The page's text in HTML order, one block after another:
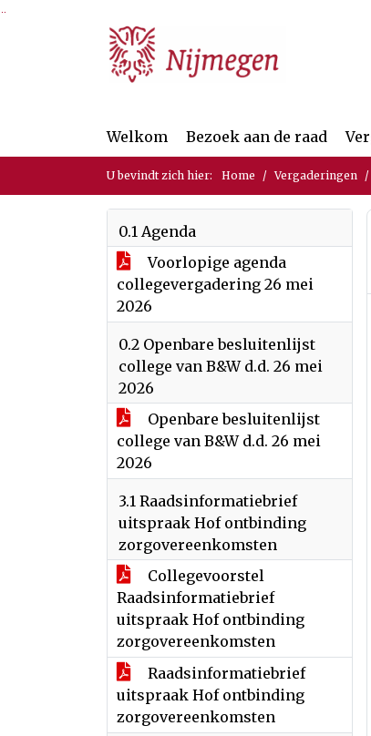
Ga naar de inhoud van deze pagina
Ga naar het zoeken
Ga naar het menu
Welkom Bezoek aan de raad
U bevindt zich hier: Home Vergaderingen
0.1 Agenda
Voorlopige agenda
collegevergadering 26 mei
2026
0.2 Openbare besluitenlijst
college van B&W d.d. 26 mei
2026
Openbare besluitenlijst
college van B&W d.d. 26 mei
2026
3.1 Raadsinformatiebrief
uitspraak Hof ontbinding
zorgovereenkomsten
Collegevoorstel
Raadsinformatiebrief
uitspraak Hof ontbinding
zorgovereenkomsten
Raadsinformatiebrief
uitspraak Hof ontbinding
zorgovereenkomsten